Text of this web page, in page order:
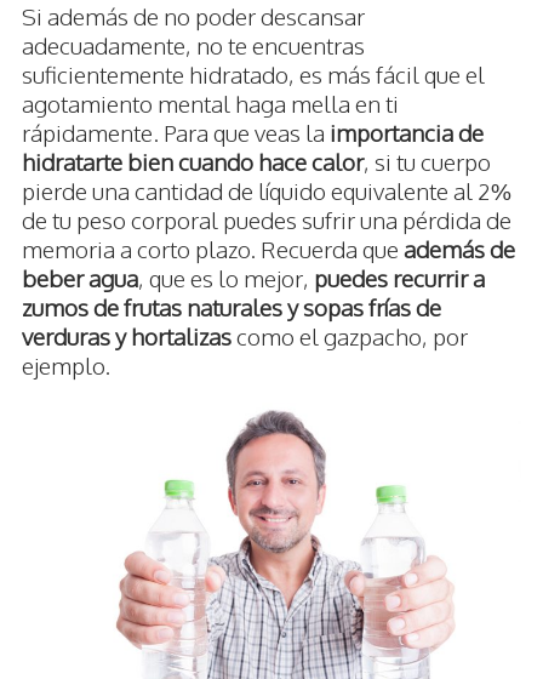
Si además de no poder descansar
adecuadamente, no te encuentras
suficientemente hidratado, es más fácil que el
agotamiento mental haga mella en ti
rápidamente. Para que veas la importancia de
hidratarte bien cuando hace calor, si tu cuerpo
pierde una cantidad de líquido equivalente al 2%
de tu peso corporal puedes sufrir una pérdida de
memoria a corto plazo. Recuerda que además de
beber agua, que es lo mejor, puedes recurrir a
zumos de frutas naturales y sopas frías de
verduras y hortalizascomo el gazpacho, por
ejemplo.